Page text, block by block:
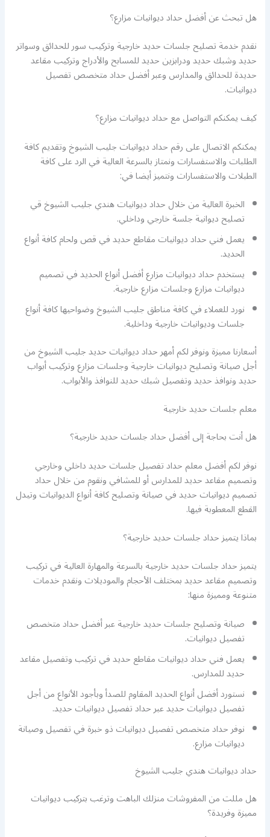
هل تبحث عن أفضل حداد ديوانيات مزارع؟
نقدم خدمة تصليح جلسات حديد خارجية وتركيب سور للحدائق وسواتر
حديد وشبك حديد ودرابزين حديد للمسابح والأدراج وتركيب مقاعد
حديدة للحدائق والمدارس وعبر أفضل حداد متخصص تفصيل
ديوانيات.
كيف يمكنكم التواصل مع حداد ديوانيات مزارع؟
يمكنكم الاتصال على رقم حداد ديوانيات جليب الشيوخ وتقديم كافة
الطلبات والاستفسارات ونمتاز بالسرعة العالية في الرد على كافة
الطبلات والاستفسارات ونتميز أيضا في:
الخبرة العالية من خلال حداد ديوانيات هندي جليب الشيوخ قي
تصليح ديوانية جلسة خارجي وداخلي.
يعمل فني حداد ديوانيات مقاطع حديد في قص ولحام كافة أنواع
الحديد.
يستخدم حداد ديوانيات مزارع أفضل أنواع الحديد في تصميم
ديوانيات مزارع وجلسات مزارع خارجية.
نورد للعملاء في كافة مناطق جليب الشيوخ وضواحيها كافة أنواع
جلسات وديوانيات خارجية وداخلية.
أسعارنا مميزة ونوفر لكم أمهر حداد ديوانيات حديد جليب الشيوخ من
أجل صيانة وتصليح ديوانيات خارجية وجلسات مزارع وتركيب أبواب
حديد ونوافذ حديد وتفصيل شبك حديد للنوافذ والأبواب.
معلم جلسات حديد خارجية
هل أنت بحاجة إلى أفضل حداد جلسات حديد خارجية؟
نوفر لكم أفضل معلم حداد تفصيل جلسات حديد داخلي وخارجي
وتصميم مقاعد حديد للمدارس أو للمشافي ونقوم من خلال حداد
تصميم ديوانيات حديد في صيانة وتصليح كافة أنواع الديوانيات وتيدل
القطع المعطوبة فيها.
بماذا يتميز حداد جلسات حديد خارجية؟
يتميز حداد جلسات حديد خارجية بالسرعة والمهارة العالية في تركيب
وتصميم مقاعد حديد بمختلف الأحجام والموديلات ونقدم خدمات
متنوعة ومميزة منها:
صيانة وتصليح جلسات حديد خارجية عبر أفضل حداد متخصص
تفصيل ديوانيات.
يعمل فني حداد ديوانيات مقاطع حديد في تركيب وتفصيل مقاعد
حديد للمدارس.
نستورد أفضل أنواع الحديد المقاوم للصدأ وبأجود الأنواع من أجل
تفصيل ديوانيات حديد عبر حداد تفصيل ديوانيات حديد.
نوفر حداد متخصص تفصيل ديوانيات ذو خبرة في تفصيل وصيانة
ديوانيات مزارع.
حداد ديوانيات هندي جليب الشيوخ
هل مللت من المفروشات منزلك الباهت وترغب بتركيب ديوانيات
مميزة وفريدة؟